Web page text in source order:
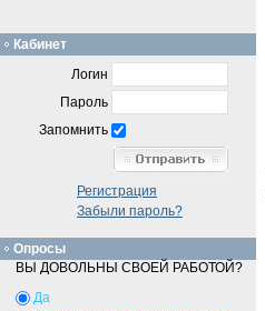
Кабинет
Логин
Пароль
Запомнить
Регистрация
Забыли пароль?
Опросы
ВЫ ДОВОЛЬНЫ СВОЕЙ РАБОТОЙ?
Да